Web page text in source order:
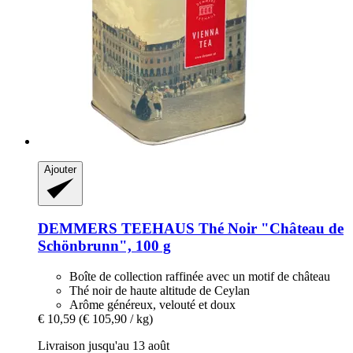
Ajouter
DEMMERS TEEHAUS Thé Noir "Château de
Schönbrunn", 100 g
Boîte de collection raffinée avec un motif de château
Thé noir de haute altitude de Ceylan
Arôme généreux, velouté et doux
€ 10,59 (€ 105,90 / kg)
Livraison jusqu'au 13 août